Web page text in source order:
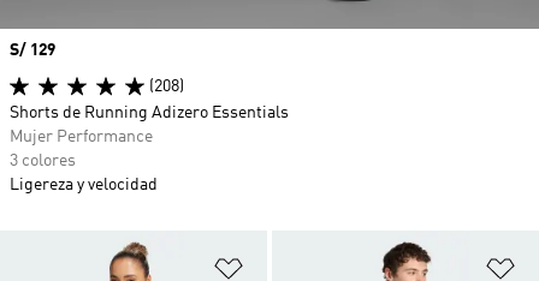
Añadir a la lista de deseos
Precio
S/ 129
(208)
Shorts de Running Adizero Essentials
Mujer Performance
3 colores
Ligereza y velocidad